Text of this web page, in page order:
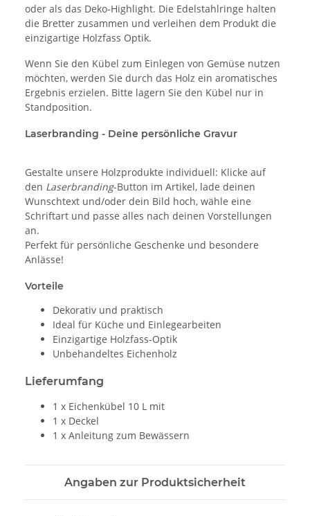
oder als das Deko-Highlight. Die Edelstahlringe halten
die Bretter zusammen und verleihen dem Produkt die
einzigartige Holzfass Optik.
Wenn Sie den Kübel zum Einlegen von Gemüse nutzen
möchten, werden Sie durch das Holz ein aromatisches
Ergebnis erzielen. Bitte lagern Sie den Kübel nur in
Standposition.
Laserbranding - Deine persönliche Gravur
Gestalte unsere Holzprodukte individuell: Klicke auf
den Laserbranding-Button im Artikel, lade deinen
Wunschtext und/oder dein Bild hoch, wähle eine
Schriftart und passe alles nach deinen Vorstellungen
an.
Perfekt für persönliche Geschenke und besondere
Anlässe!
Vorteile
Dekorativ und praktisch
Ideal für Küche und Einlegearbeiten
Einzigartige Holzfass-Optik
Unbehandeltes Eichenholz
Lieferumfang
1 x Eichenkübel 10 L mit
1 x Deckel
1 x Anleitung zum Bewässern
Angaben zur Produktsicherheit